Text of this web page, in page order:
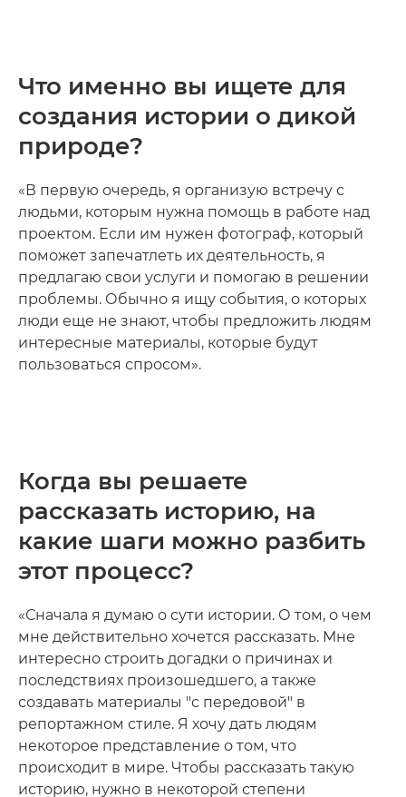
Что именно вы ищете для
создания истории о дикой
природе?
«В первую очередь, я организую встречу с
людьми, которым нужна помощь в работе над
проектом. Если им нужен фотограф, который
поможет запечатлеть их деятельность, я
предлагаю свои услуги и помогаю в решении
проблемы. Обычно я ищу события, о которых
люди еще не знают, чтобы предложить людям
интересные материалы, которые будут
пользоваться спросом».
Когда вы решаете
рассказать историю, на
какие шаги можно разбить
этот процесс?
«Сначала я думаю о сути истории. О том, о чем
мне действительно хочется рассказать. Мне
интересно строить догадки о причинах и
последствиях произошедшего, а также
создавать материалы "с передовой" в
репортажном стиле. Я хочу дать людям
некоторое представление о том, что
происходит в мире. Чтобы рассказать такую
историю, нужно в некоторой степени